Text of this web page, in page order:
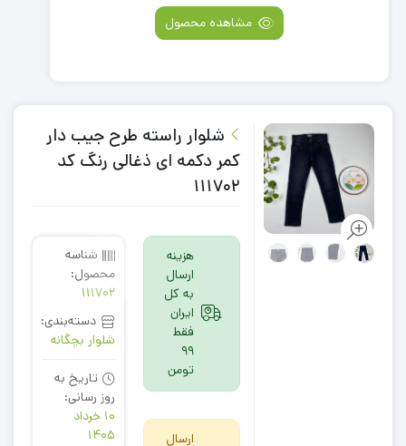
مشاهده محصول
شلوار راسته طرح جیب دار
کمر دکمه ای ذغالی رنگ کد
111702
هزینه
ارسال
به کل
ایران
فقط
99
تومن
ارسال
شناسه
محصول:
111702
دسته‌بندی:
شلوار بچگانه
تاریخ به
روز رسانی:
10 خرداد
1405